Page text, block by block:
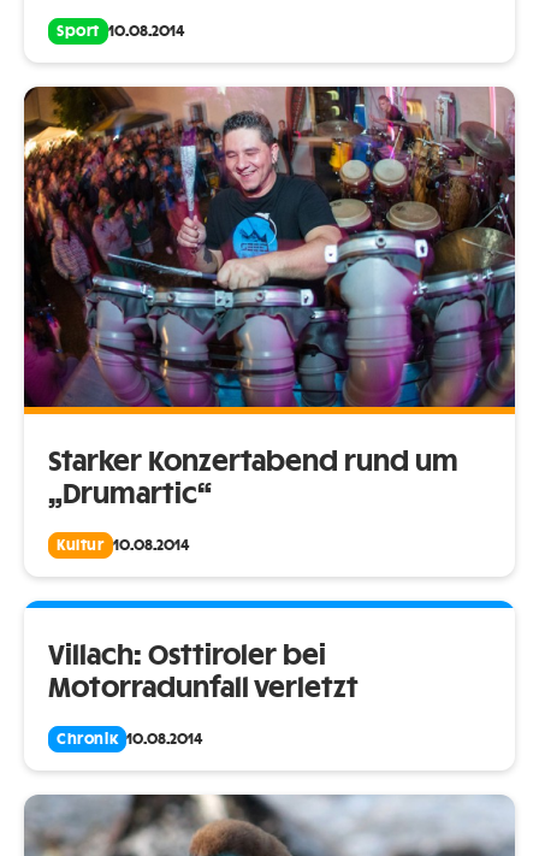
Sport 10.08.2014
Starker Konzertabend rund um
„Drumartic“
Kultur 10.08.2014
Villach: Osttiroler bei
Motorradunfall verletzt
Chronik 10.08.2014